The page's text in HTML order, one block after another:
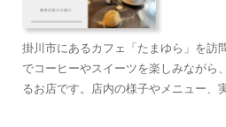
掛川市にあるカフェ「たまゆら」を訪
でコーヒーやスイーツを楽しみながら
るお店です。店内の様子やメニュー、